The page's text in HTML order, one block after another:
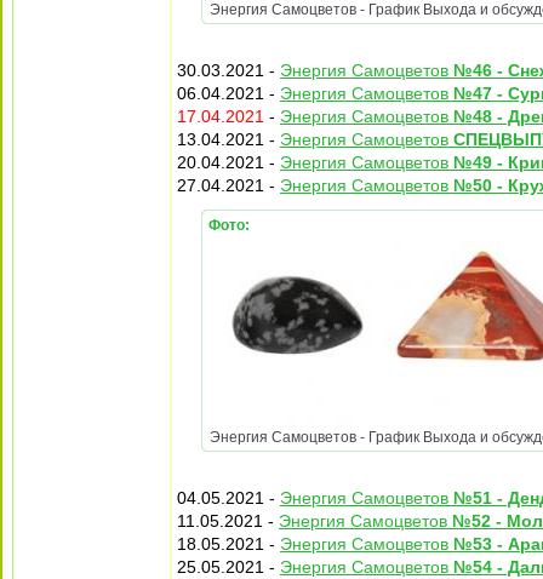
Энергия Самоцветов - График Выхода и
30.03.2021 - Энергия Самоцветов №46 -
06.04.2021 - Энергия Самоцветов №47 -
17.04.2021 - Энергия Самоцветов №48 -
13.04.2021 - Энергия Самоцветов
20.04.2021 - Энергия Самоцветов №49 -
27.04.2021 - Энергия Самоцветов №50 -
Фото:
Энергия Самоцветов - График Выхода и
04.05.2021 - Энергия Самоцветов №51 -
11.05.2021 - Энергия Самоцветов №52 -
18.05.2021 - Энергия Самоцветов №53 -
25.05.2021 - Энергия Самоцветов №54 -